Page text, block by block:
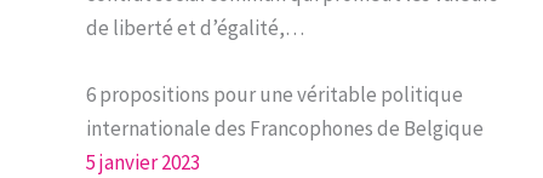
de liberté et d’égalité,…
6 propositions pour une véritable politique
internationale des Francophones de Belgique
5 janvier 2023